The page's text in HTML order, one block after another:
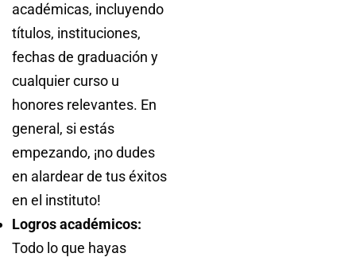
académicas, incluyendo
títulos, instituciones,
fechas de graduación y
cualquier curso u
honores relevantes. En
general, si estás
empezando, ¡no dudes
en alardear de tus éxitos
en el instituto!
Logros académicos:
Todo lo que hayas